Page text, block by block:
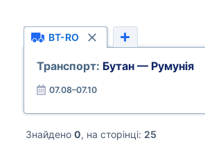
BT-RO
Транспорт: Бутан — Румунія
07.08–07.10
Знайдено 0, на сторінці: 25